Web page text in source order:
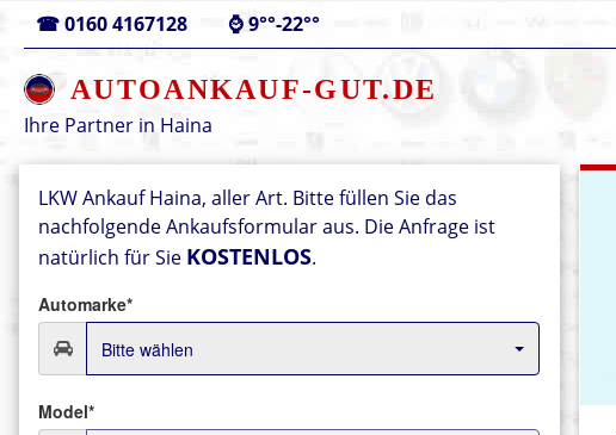
☎0160 4167128 ⌚9°°-22°°
AUTOANKAUF-GUT.DE
Ihre Partner in Haina
LKW Ankauf Haina, aller Art. Bitte füllen Sie das
nachfolgende Ankaufsformular aus. Die Anfrage ist
natürlich für Sie KOSTENLOS.